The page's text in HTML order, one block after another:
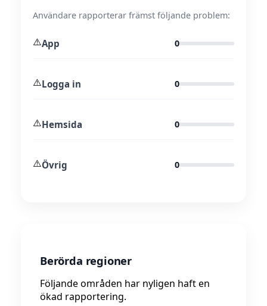
Användare rapporterar främst följande problem:
⚠️App 0
⚠️Logga in 0
⚠️Hemsida 0
⚠️Övrig 0
Berörda regioner
Följande områden har nyligen haft en
ökad rapportering.